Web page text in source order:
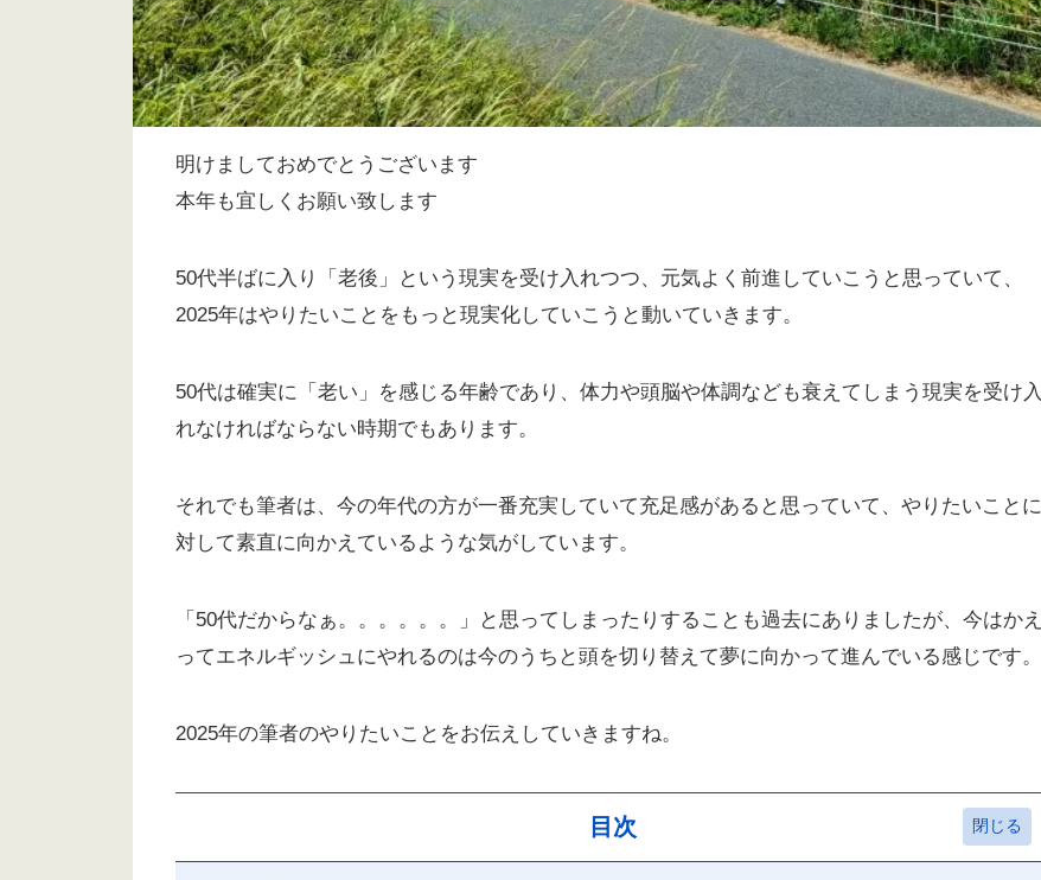
明けましておめでとうございます
本年も宜しくお願い致します
50代半ばに入り「老後」という現実を受け入れつつ、元気よく前進していこうと思っていて、
2025年はやりたいことをもっと現実化していこうと動いていきます。
50代は確実に「老い」を感じる年齢であり、体力や頭脳や体調なども衰えてしまう現実を受け入
れなければならない時期でもあります。
それでも筆者は、今の年代の方が一番充実していて充足感があると思っていて、やりたいことに
対して素直に向かえているような気がしています。
「50代だからなぁ。。。。。。」と思ってしまったりすることも過去にありましたが、今はかえ
ってエネルギッシュにやれるのは今のうちと頭を切り替えて夢に向かって進んでいる感じです。
2025年の筆者のやりたいことをお伝えしていきますね。
目次